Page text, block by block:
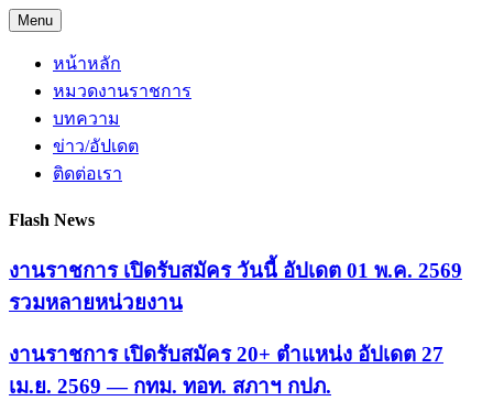
Skip
to
content
Menu
หน้าหลัก
หมวดงานราชการ
บทความ
ข่าว/อัปเดต
ติดต่อเรา
Flash News
งานราชการ เปิดรับสมัคร วันนี้ อัปเดต 01 พ.ค. 2569
รวมหลายหน่วยงาน
งานราชการ เปิดรับสมัคร 20+ ตำแหน่ง อัปเดต 27
เม.ย. 2569 — กทม. ทอท. สภาฯ กปภ.